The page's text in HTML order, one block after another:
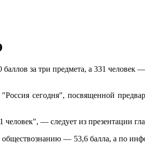
за три предмета, а 331 человек
сегодня", посвященной
— следует из презентации
обществознанию — 53,6 балла, а по